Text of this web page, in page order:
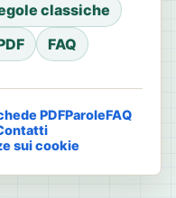
classiche
FAQ
PDFParoleFAQ
sui cookie